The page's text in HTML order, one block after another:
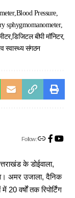
Blood Pressure
sphygmomanometer
डिजिटल बीपी मॉनिटर
स्वास्थ्य संगठन
Follow:
के डोईवाला,
अमर उजाला, दैनिक
वर्षों तक रिपोर्टिंग